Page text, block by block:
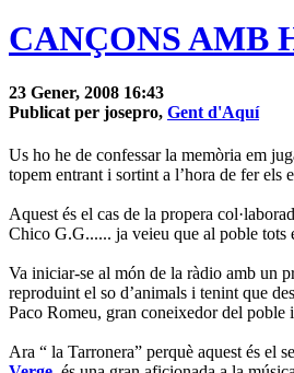
CANÇONS AMB
23 Gener, 2008 16:43
Publicat per josepro, Gent d'Aquí
Us ho he de confessar la memòria em
topem entrant i sortint a l’hora de fer els
Aquest és el cas de la propera
Chico G.G...... ja veieu que al poble tots
Va iniciar-se al món de la ràdio amb un
reproduint el so d’animals i tenint que
Paco Romeu, gran coneixedor del poble
Ara “ la Tarronera” perquè aquest és el